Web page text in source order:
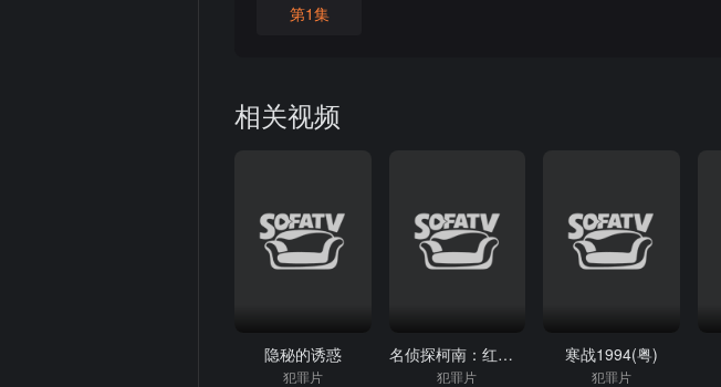
第1集
相关视频
隐秘的诱惑
犯罪片
名侦探柯南：红之校外旅行
犯罪片
寒战1994(粤)
犯罪片